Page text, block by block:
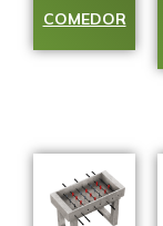
COMEDOR